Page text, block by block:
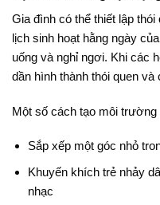
Gia đình có thể thiết lập
lịch sinh hoạt hằng ngày
uống và nghỉ ngơi. Khi các
dần hình thành thói quen và
Một số cách tạo môi trường
Sắp xếp một góc nhỏ
Khuyến khích trẻ nhảy
nhạc